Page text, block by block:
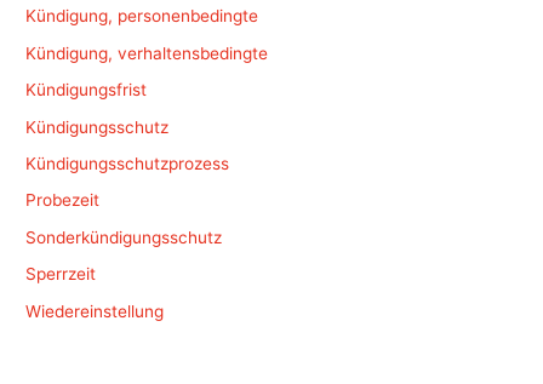
Kündigung, personenbedingte
Kündigung, verhaltensbedingte
Kündigungsfrist
Kündigungsschutz
Kündigungsschutzprozess
Probezeit
Sonderkündigungsschutz
Sperrzeit
Wiedereinstellung